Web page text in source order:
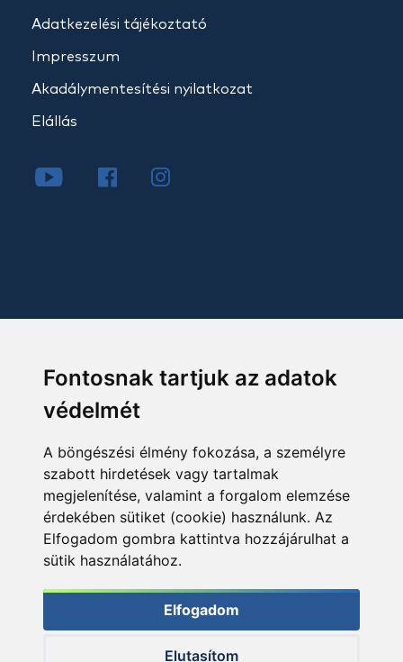
Fontosnak tartjuk az adatok
védelmét
A böngészési élmény fokozása, a személyre
szabott hirdetések vagy tartalmak
megjelenítése, valamint a forgalom elemzése
érdekében sütiket (cookie) használunk. Az
Elfogadom gombra kattintva hozzájárulhat a
sütik használatához.
Elfogadom
Elutasítom
Adatkezelési tájékoztató
Impresszum
Akadálymentesítési nyilatkozat
Elállás